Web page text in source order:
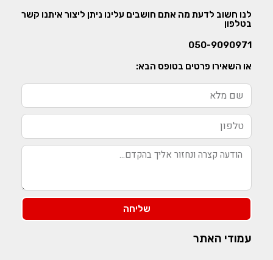
לנו חשוב לדעת מה אתם חושבים עלינו ניתן ליצור איתנו קשר
בטלפון
050-9090971
או השאירו פרטים בטופס הבא:
שליחה
עמודי האתר